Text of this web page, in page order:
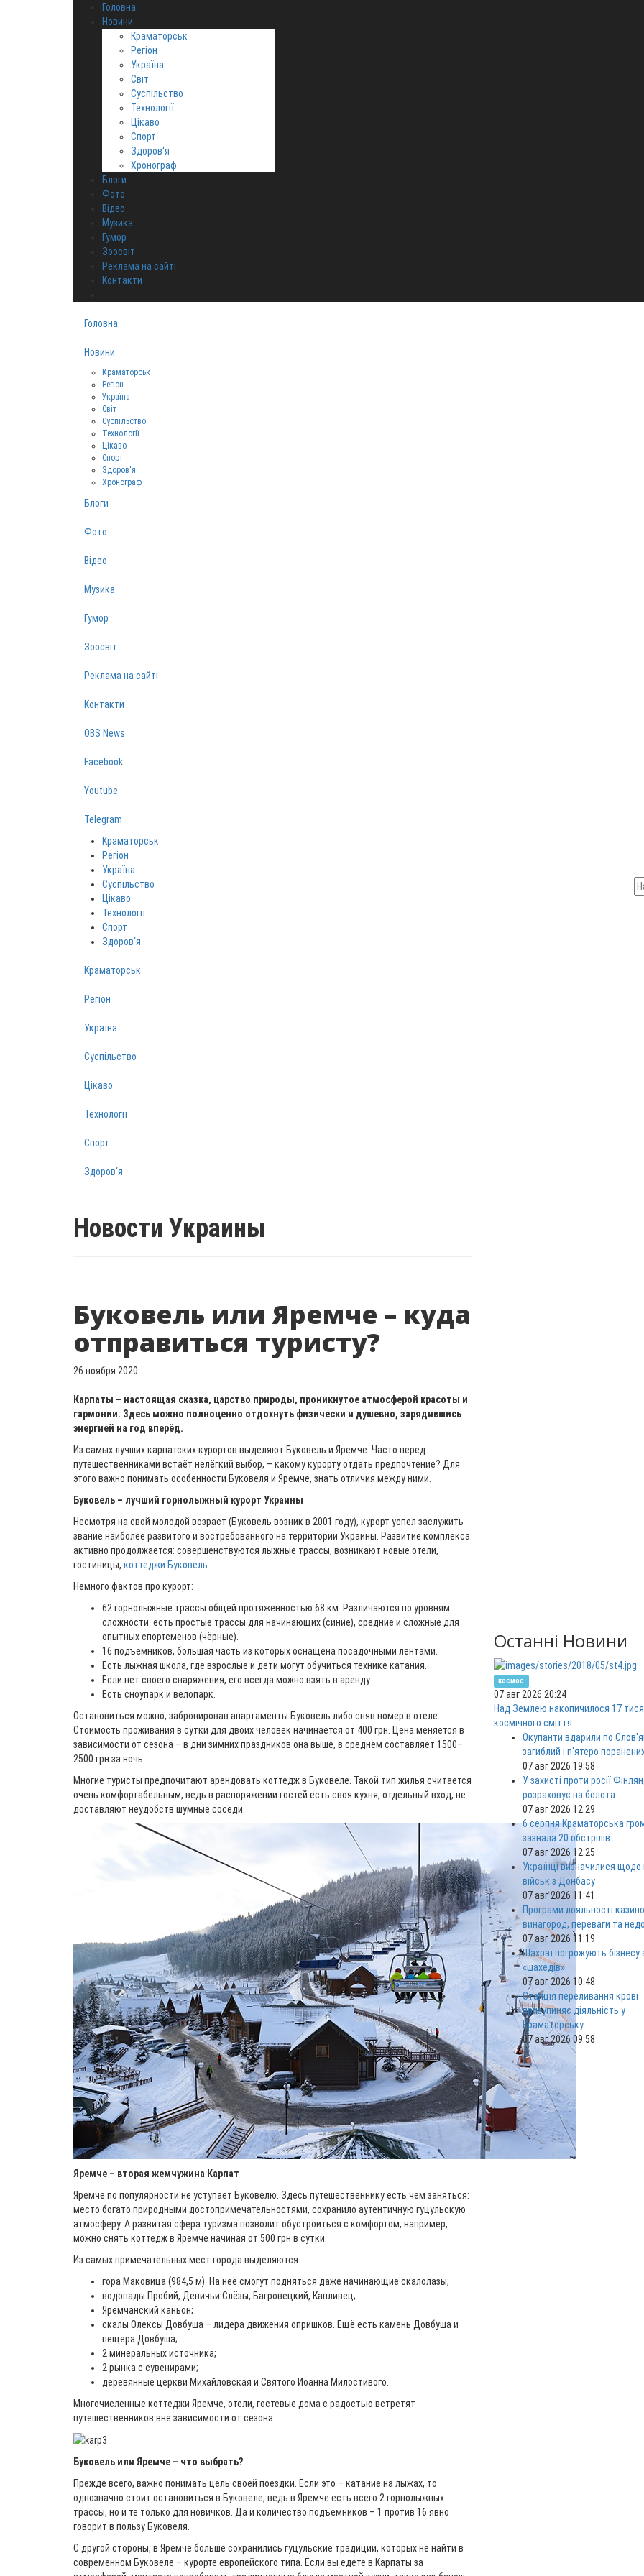
Головна
Новини
Краматорськ
Регіон
Україна
Світ
Суспільство
Технології
Цікаво
Спорт
Здоров‘я
Хронограф
Блоги
Фото
Відео
Музика
Гумор
Зоосвіт
Реклама на сайті
Контакти
Головна
Новини
Краматорськ
Регіон
Україна
Світ
Суспільство
Технології
Цікаво
Спорт
Здоров‘я
Хронограф
Блоги
Фото
Відео
Музика
Гумор
Зоосвіт
Реклама на сайті
Контакти
OBS News
Facebook
Youtube
Telegram
Краматорськ
Регіон
Україна
Суспільство
Цікаво
Технології
Спорт
Здоров‘я
Краматорськ
Регіон
Україна
Суспільство
Цікаво
Технології
Спорт
Здоров‘я
Новости Украины
Буковель или Яремче – куда
отправиться туристу?
26 ноября 2020
Карпаты – настоящая сказка, царство природы, проникнутое атмосферой красоты и
гармонии. Здесь можно полноценно отдохнуть физически и душевно, зарядившись
энергией на год вперёд.
Из самых лучших карпатских курортов выделяют Буковель и Яремче. Часто перед
путешественниками встаёт нелёгкий выбор, – какому курорту отдать предпочтение? Для
этого важно понимать особенности Буковеля и Яремче, знать отличия между ними.
Буковель – лучший горнолыжный курорт Украины
Несмотря на свой молодой возраст (Буковель возник в 2001 году), курорт успел заслужить
звание наиболее развитого и востребованного на территории Украины. Развитие комплекса
активно продолжается: совершенствуются лыжные трассы, возникают новые отели,
гостиницы, коттеджи Буковель
Немного фактов про курорт:
62 горнолыжные трассы общей протяжённостью 68 км. Различаются по уровням
сложности: есть простые трассы для начинающих (синие), средние и сложные для
опытных спортсменов (чёрные).
16 подъёмников, большая часть из которых оснащена посадочными лентами.
Есть лыжная школа, где взрослые и дети могут обучиться технике катания.
Если нет своего снаряжения, его всегда можно взять в аренду.
Есть сноупарк и велопарк.
Остановиться можно, забронировав апартаменты Буковель либо сняв номер в отеле.
Стоимость проживания в сутки для двоих человек начинается от 400 грн. Цена меняется в
зависимости от сезона – в дни зимних праздников она выше, в среднем составляет 1500–
2500 грн за ночь.
Многие туристы предпочитают арендовать коттедж в Буковеле. Такой тип жилья считается
очень комфортабельным, ведь в распоряжении гостей есть своя кухня, отдельный вход, не
доставляют неудобств шумные соседи.
Яремче – вторая жемчужина Карпат
Яремче по популярности не уступает Буковелю. Здесь путешественнику есть чем заняться:
место богато природными достопримечательностями, сохранило аутентичную гуцульскую
атмосферу. А развитая сфера туризма позволит обустроиться с комфортом, например,
можно снять коттедж в Яремче начиная от 500 грн в сутки.
Из самых примечательных мест города выделяются:
гора Маковица (984,5 м). На неё смогут подняться даже начинающие скалолазы;
водопады Пробий, Девичьи Слёзы, Багровецкий, Капливец;
Яремчанский каньон;
скалы Олексы Довбуша – лидера движения опришков. Ещё есть камень Довбуша и
пещера Довбуша;
2 минеральных источника;
2 рынка с сувенирами;
деревянные церкви Михайловская и Святого Иоанна Милостивого.
Многочисленные коттеджи Яремче, отели, гостевые дома с радостью встретят
путешественников вне зависимости от сезона.
Буковель или Яремче – что выбрать?
Прежде всего, важно понимать цель своей поездки. Если это – катание на лыжах, то
однозначно стоит остановиться в Буковеле, ведь в Яремче есть всего 2 горнолыжных
трассы, но и те только для новичков. Да и количество подъёмников – 1 против 16 явно
говорит в пользу Буковеля.
С другой стороны, в Яремче больше сохранились гуцульские традиции, которых не найти в
современном Буковеле – курорте европейского типа. Если вы едете в Карпаты за
Останні Новини
космос
07 авг 2026 20:24
Над Землею накопичилося 17
космічного сміття
Окупанти вдарили по
загиблий і п'ятеро
07 авг 2026 19:58
У захисті проти росії
розраховує на болота
07 авг 2026 12:29
6 серпня Краматорська
зазнала 20 обстрілів
07 авг 2026 12:25
Українці визначилися щодо
військ з Донбасу
07 авг 2026 11:41
Програми лояльності
винагород, переваги та
07 авг 2026 11:19
Шахраї погрожують бізнесу
«шахедів»
07 авг 2026 10:48
Станція переливання крові
призупиняє діяльність у
Краматорську
07 авг 2026 09:58